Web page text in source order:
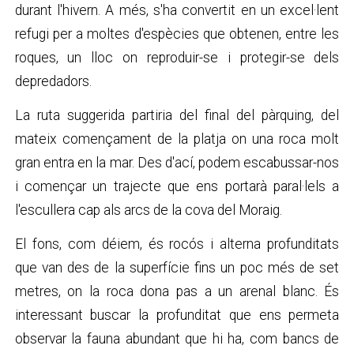
durant l'hivern. A més, s'ha convertit en un excel·lent
refugi per a moltes d'espècies que obtenen, entre les
roques, un lloc on reproduir-se i protegir-se dels
depredadors.
La ruta suggerida partiria del final del pàrquing, del
mateix començament de la platja on una roca molt
gran entra en la mar. Des d'ací, podem escabussar-nos
i començar un trajecte que ens portarà paral·lels a
l'escullera cap als arcs de la cova del Moraig.
El fons, com déiem, és rocós i alterna profunditats
que van des de la superfície fins un poc més de set
metres, on la roca dona pas a un arenal blanc. És
interessant buscar la profunditat que ens permeta
observar la fauna abundant que hi ha, com bancs de